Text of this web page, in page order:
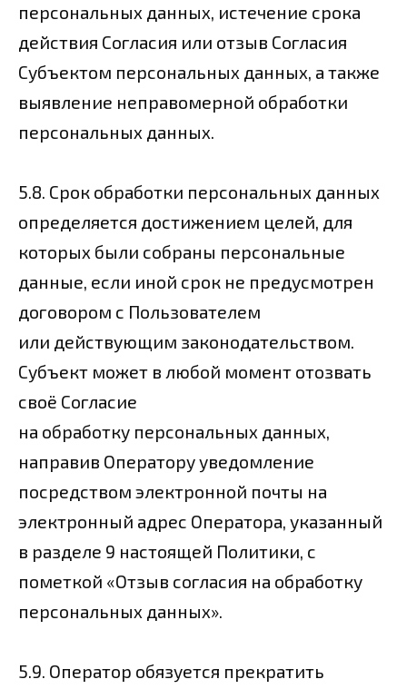
персональных данных, истечение срока
действия Согласия или отзыв Согласия
Субъектом персональных данных, а также
выявление неправомерной обработки
персональных данных.
5.8. Срок обработки персональных данных
определяется достижением целей, для
которых были собраны персональные
данные, если иной срок не предусмотрен
договором с Пользователем
или действующим законодательством.
Субъект может в любой момент отозвать
своё Согласие
на обработку персональных данных,
направив Оператору уведомление
посредством электронной почты на
электронный адрес Оператора, указанный
в разделе 9 настоящей Политики, с
пометкой «Отзыв согласия на обработку
персональных данных».
5.9. Оператор обязуется прекратить